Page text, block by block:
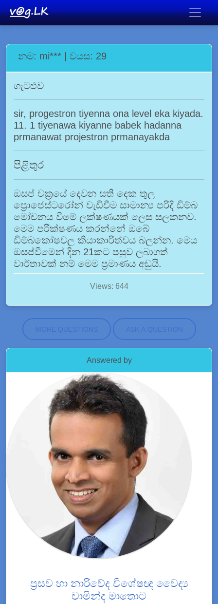
නම: mi*** | වයස: 29
ගැටළුව
sir, progestron tiyenna ona level eka kiyada.
11. 1 tiyenawa kiyanne babek hadanna
prmanawat projestron prmanayakda
පිළිතුර
ඔසප් චක්‍රයේ දෙවන සති දෙක තුල
ප්‍රොජෙස්ටරෝන් වැඩිවීම සාමාන්‍ය පරිදි ඩිම්බ
මෝචනය වීමේ ලක්ෂණයක් ලෙස සලකනව.
මෙම පරීක්ෂණය කරන්නේ ඔබේ
ඩිම්බකෝෂවල කියාකාරිත්වය බලන්න. මෙය
ඔසප්වීමෙන් දින 21කට පසුව ලබාගත්
වාර්තාවක් නම් මෙම ප්‍රමාණය අඩුයි.
Views: 644
MORE QUESTIONS ASK A QUESTION
Answered by
ප්‍රසව හා නාරිවේද විශේෂඥ වෛද්‍ය
චාමින්ද මාතොට